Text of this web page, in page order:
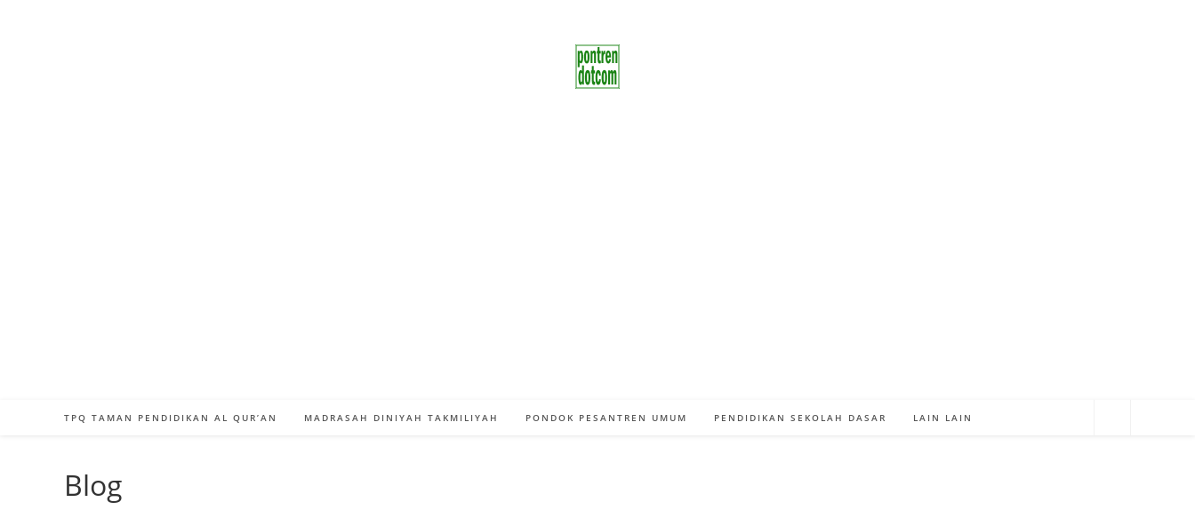
TPQ TAMAN PENDIDIKAN AL QUR’AN MADRASAH DINIYAH TAKMILIYAH PONDOK PESANTREN UMUM PENDIDIKAN SEKOLAH DASAR LAIN LAIN
Blog